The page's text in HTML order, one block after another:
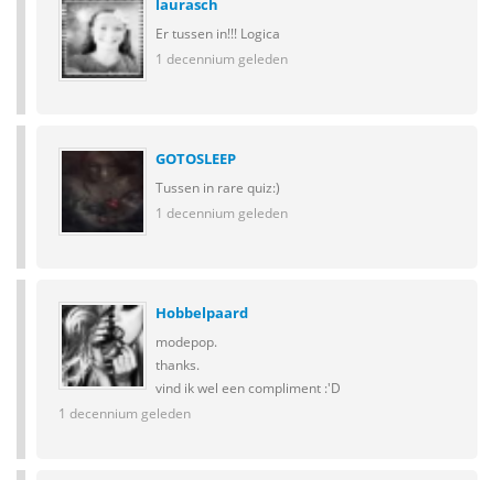
laurasch
Er tussen in!!! Logica
1 decennium geleden
GOTOSLEEP
Tussen in rare quiz:)
1 decennium geleden
Hobbelpaard
modepop.
thanks.
vind ik wel een compliment :'D
1 decennium geleden